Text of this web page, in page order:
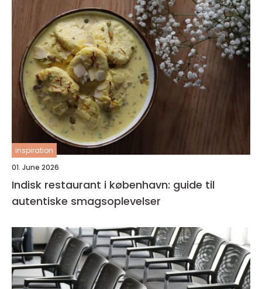
inspiration
01. June 2026
Indisk restaurant i københavn: guide til
autentiske smagsoplevelser